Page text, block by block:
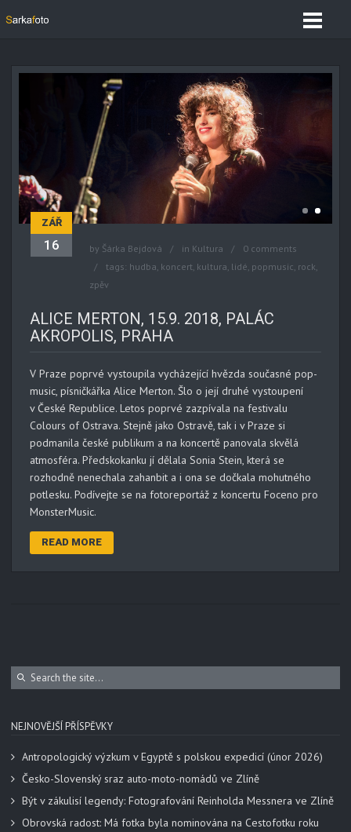
ZÁŘ
16 by Šárka Bejdová in Kultura
0 comments
tags: hudba, koncert, kultura, lidé, popmusic, rock,
zpěv
ALICE MERTON, 15.9. 2018, PALÁC
AKROPOLIS, PRAHA
V Praze poprvé vystoupila vycházející hvězda současné pop-
music, písničkářka Alice Merton. Šlo o její druhé vystoupení
v České Republice. Letos poprvé zazpívala na festivalu
Colours of Ostrava. Stejně jako Ostravě, tak i v Praze si
podmanila české publikum a na koncertě panovala skvělá
atmosféra. Předskokanku jí dělala Sonia Stein, která se
rozhodně nenechala zahanbit a i ona se dočkala mohutného
potlesku. Podívejte se na fotoreportáž z koncertu Foceno pro
MonsterMusic.
READ MORE
NEJNOVĚJŠÍ PŘÍSPĚVKY
Antropologický výzkum v Egyptě s polskou expedicí (únor 2026)
Česko-Slovenský sraz auto-moto-nomádů ve Zlíně
Být v zákulisí legendy: Fotografování Reinholda Messnera ve Zlíně
Obrovská radost: Má fotka byla nominována na Cestofotku roku